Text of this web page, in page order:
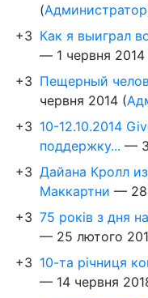
(Администратор
+3 Как я выиграл
— 1 червня 2014
+3 Пещерный
червня 2014 (
+3 10-12.10.2014
поддержку... —
+3 Дайана Кролл
Маккартни —
+3 75 років з дня
— 25 лютого
+3 10-та річниця
— 14 червня